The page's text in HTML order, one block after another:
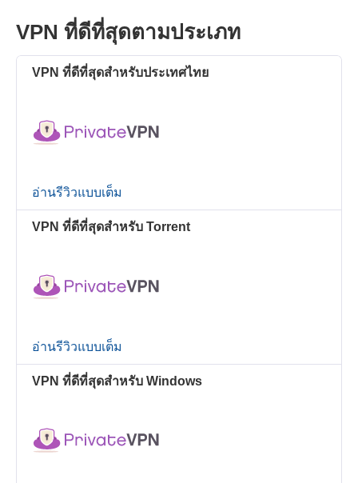
VPN ที่ดีที่สุดตามประเภท
VPN ที่ดีที่สุดสำหรับประเทศไทย
อ่านรีวิวแบบเต็ม
VPN ที่ดีที่สุดสำหรับ Torrent
อ่านรีวิวแบบเต็ม
VPN ที่ดีที่สุดสำหรับ Windows